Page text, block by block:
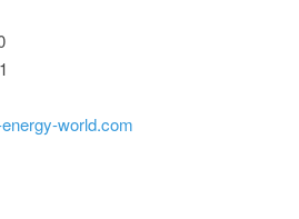
world.com